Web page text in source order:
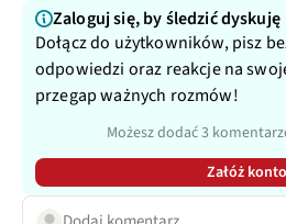
Zaloguj się, by śledzić dyskuję
Dołącz do użytkowników, pisz
odpowiedzi oraz reakcje na
przegap ważnych rozmów!
Możesz dodać 3
Załóż konto
Dodaj komentarz